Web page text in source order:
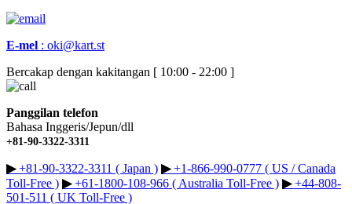
E-mel : oki@kart.st
Bercakap dengan kakitangan [ 10:00 - 22:00 ]
Panggilan telefon
Bahasa Inggeris/Jepun/dll
+81-90-3322-3311
▶︎+81-90-3322-3311 ( Japan ) ▶︎+1-866-990-0777 ( US / Canada
Toll-Free ) ▶︎+61-1800-108-966 ( Australia Toll-Free ) ▶︎+44-808-
501-511 ( UK Toll-Free )